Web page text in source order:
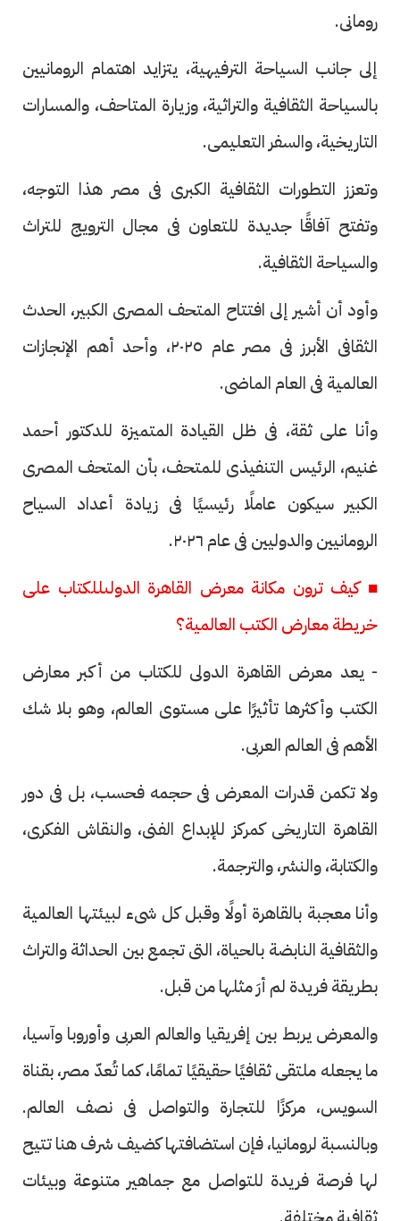
رومانى.
إلى جانب السياحة الترفيهية، يتزايد اهتمام الرومانيين
بالسياحة الثقافية والتراثية، وزيارة المتاحف، والمسارات
التاريخية، والسفر التعليمى.
وتعزز التطورات الثقافية الكبرى فى مصر هذا التوجه،
وتفتح آفاقًا جديدة للتعاون فى مجال الترويج للتراث
والسياحة الثقافية.
وأود أن أشير إلى افتتاح المتحف المصرى الكبير، الحدث
الثقافى الأبرز فى مصر عام ٢٠٢٥، وأحد أهم الإنجازات
العالمية فى العام الماضى.
وأنا على ثقة، فى ظل القيادة المتميزة للدكتور أحمد
غنيم، الرئيس التنفيذى للمتحف، بأن المتحف المصرى
الكبير سيكون عاملًا رئيسيًا فى زيادة أعداد السياح
الرومانيين والدوليين فى عام ٢٠٢٦.
■ كيف ترون مكانة معرض القاهرة الدولىللكتاب على
خريطة معارض الكتب العالمية؟
- يعد معرض القاهرة الدولى للكتاب من أكبر معارض
الكتب وأكثرها تأثيرًا على مستوى العالم، وهو بلا شك
الأهم فى العالم العربى.
ولا تكمن قدرات المعرض فى حجمه فحسب، بل فى دور
القاهرة التاريخى كمركز للإبداع الفنى، والنقاش الفكرى،
والكتابة، والنشر، والترجمة.
وأنا معجبة بالقاهرة أولًا وقبل كل شىء لبيئتها العالمية
والثقافية النابضة بالحياة، التى تجمع بين الحداثة والتراث
بطريقة فريدة لم أرَ مثلها من قبل.
والمعرض يربط بين إفريقيا والعالم العربى وأوروبا وآسيا،
ما يجعله ملتقى ثقافيًا حقيقيًا تمامًا، كما تُعدّ مصر، بقناة
السويس، مركزًا للتجارة والتواصل فى نصف العالم.
وبالنسبة لرومانيا، فإن استضافتها كضيف شرف هنا تتيح
لها فرصة فريدة للتواصل مع جماهير متنوعة وبيئات